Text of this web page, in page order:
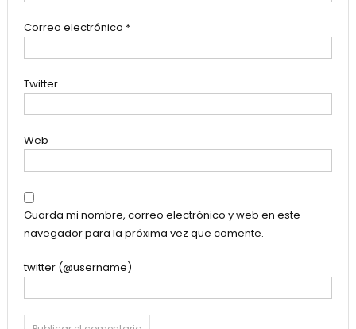
Correo electrónico *
Twitter
Web
Guarda mi nombre, correo electrónico y web en este
navegador para la próxima vez que comente.
twitter (@username)